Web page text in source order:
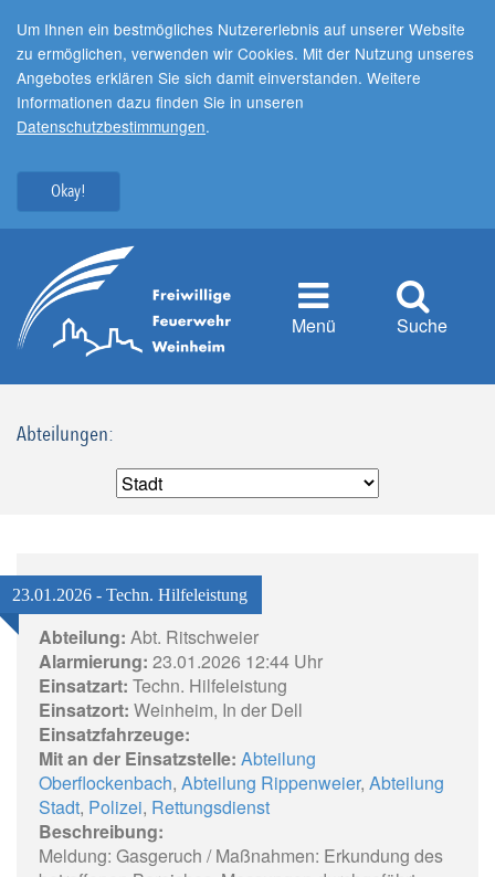
Um Ihnen ein bestmögliches Nutzererlebnis auf unserer Website
zu ermöglichen, verwenden wir Cookies. Mit der Nutzung unseres
Angebotes erklären Sie sich damit einverstanden. Weitere
Informationen dazu finden Sie in unseren
Datenschutzbestimmungen.
Okay!
Menü Suche
Abteilungen:
23.01.2026 - Techn. Hilfeleistung
Abteilung: Abt. Ritschweier
Alarmierung: 23.01.2026 12:44 Uhr
Einsatzart: Techn. Hilfeleistung
Einsatzort: Weinheim, In der Dell
Einsatzfahrzeuge:
Mit an der Einsatzstelle: Abteilung
Oberflockenbach, Abteilung Rippenweier, Abteilung
Stadt, Polizei, Rettungsdienst
Beschreibung:
Meldung: Gasgeruch / Maßnahmen: Erkundung des